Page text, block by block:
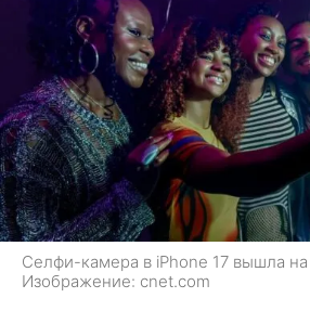
Селфи-камера в iPhone 17 вышла
Изображение: cnet.com